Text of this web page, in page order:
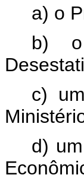
a) o
b) o
c)
d)